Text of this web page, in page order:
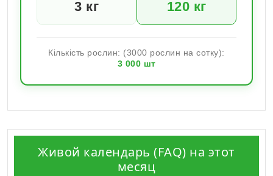
3 кг 120 кг
Кількість рослин: (3000 рослин на сотку):
3 000 шт
Живой календарь (FAQ) на этот
месяц